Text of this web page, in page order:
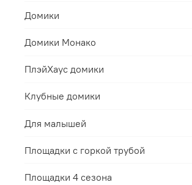
Домики
Домики Монако
ПлэйХаус домики
Клубные домики
Для малышей
Площадки с горкой трубой
Площадки 4 сезона